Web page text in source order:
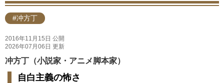
#冲方丁
2016年11月15日 公開
2026年07月06日 更新
冲方丁（小説家・アニメ脚本家）
自白主義の怖さ